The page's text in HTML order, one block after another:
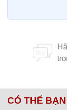
CÓ THỂ